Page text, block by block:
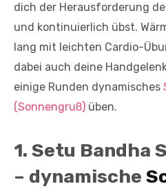
dich der Herausforderung
und kontinuierlich übst.
lang mit leichten Cardio-
dabei auch deine
einige Runden dynamisches
(Sonnengruß) üben.
1. Setu Bandha
– dynamische